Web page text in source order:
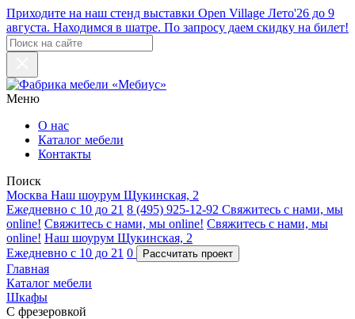
Приходите на наш стенд выставки Open Village Лето'26 до 9
августа. Находимся в шатре. По запросу даем скидку на билет!
Меню
О нас
Каталог мебели
Контакты
Поиск
Москва Наш шоурум Щукинская, 2
Ежедневно с 10 до 21 8 (495) 925-12-92 Свяжитесь с нами, мы
online! Свяжитесь с нами, мы online! Свяжитесь с нами, мы
online! Наш шоурум Щукинская, 2
Ежедневно с 10 до 21 0
Главная
Каталог мебели
Шкафы
С фрезеровкой